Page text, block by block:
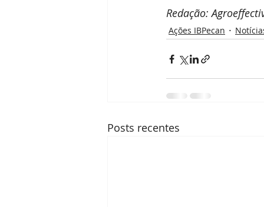
Redação:
Ações IBPecan
Posts recentes